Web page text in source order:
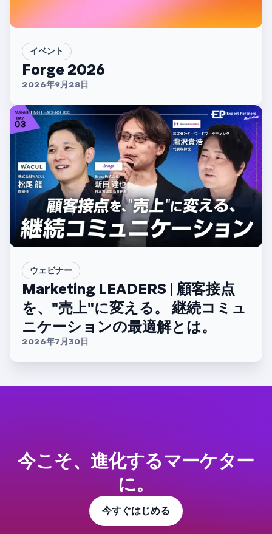
イベント
Forge 2026
2026年9月28日
ウェビナー
Marketing LEADERS | 顧客接点
を、"売上"に変える。 継続コミュ
ニケーションの最適解とは。
2026年7月30日
今こそ、進化するマーケター
に。
今すぐはじめる